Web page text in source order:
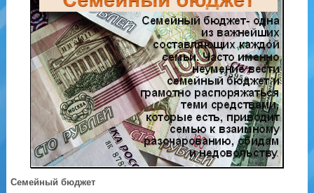
Семейный бюджет